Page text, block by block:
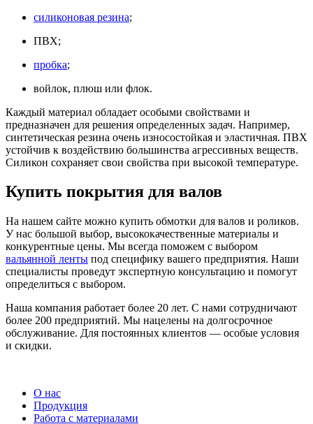
силиконовая резина;
ПВХ;
пробка;
войлок, плюш или флок.
Каждый материал обладает особыми свойствами и
предназначен для решения определенных задач. Например,
синтетическая резина очень износостойкая и эластичная. ПВХ
устойчив к воздействию большинства агрессивных веществ.
Силикон сохраняет свои свойства при высокой температуре.
Купить покрытия для валов
На нашем сайте можно купить обмотки для валов и роликов.
У нас большой выбор, высококачественные материалы и
конкурентные цены. Мы всегда поможем с выбором
вальянной ленты под специфику вашего предприятия. Наши
специалисты проведут экспертную консультацию и помогут
определиться с выбором.
Наша компания работает более 20 лет. С нами сотрудничают
более 200 предприятий. Мы нацелены на долгосрочное
обслуживание. Для постоянных клиентов — особые условия
и скидки.
О нас
Продукция
Работа с материалами